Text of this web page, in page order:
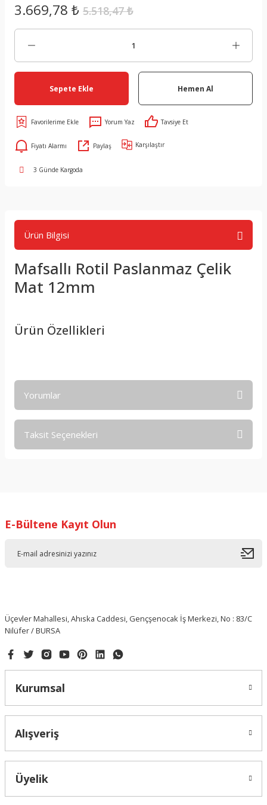
3.669,78 ₺ 5.518,47 ₺
Sepete Ekle Hemen Al
Yorum Yaz Tavsiye Et
Fiyatı Alarmı Paylaş Karşılaştır
3 Günde Kargoda
Ürün Bilgisi
Mafsallı Rotil Paslanmaz Çelik
Mat 12mm
Ürün Özellikleri
Yorumlar
Taksit Seçenekleri
E-Bültene Kayıt Olun
Üçevler Mahallesi, Ahıska Caddesi, Gençşenocak İş Merkezi, No : 83/C
Nilüfer / BURSA
Kurumsal
Alışveriş
Üyelik